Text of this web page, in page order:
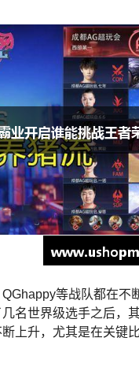
等战队都在不
名世界级选手之后，
上升，尤其是在关键